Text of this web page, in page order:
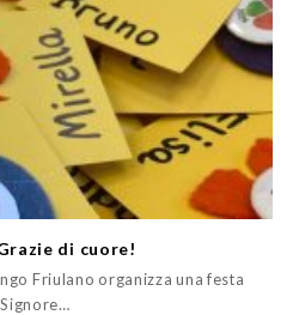
di cuore!
Friulano organizza una festa